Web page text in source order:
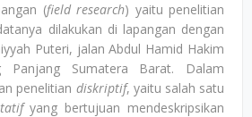
(field research) yaitu penelitian
dilakukan di lapangan dengan
Puteri, jalan Abdul Hamid Hakim
Panjang Sumatera Barat. Dalam
penelitian diskriptif, yaitu salah satu
yang bertujuan mendeskripsikan